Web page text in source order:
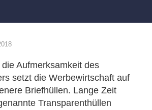
Aufmerksamkeit des
setzt die Werbewirtschaft auf
Briefhüllen. Lange Zeit
Transparenthüllen